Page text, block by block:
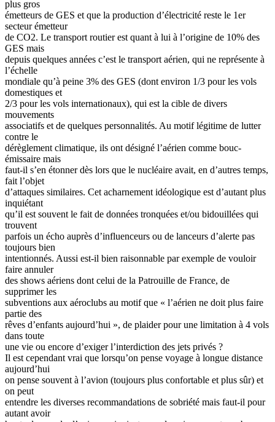
plus gros
émetteurs de GES et que la production d’électricité reste le 1er
secteur émetteur
de CO2. Le transport routier est quant à lui à l’origine de 10% des
GES mais
depuis quelques années c’est le transport aérien, qui ne représente à
l’échelle
mondiale qu’à peine 3% des GES (dont environ 1/3 pour les vols
domestiques et
2/3 pour les vols internationaux), qui est la cible de divers
mouvements
associatifs et de quelques personnalités. Au motif légitime de lutter
contre le
dérèglement climatique, ils ont désigné l’aérien comme bouc-
émissaire mais
faut-il s’en étonner dès lors que le nucléaire avait, en d’autres temps,
fait l’objet
d’attaques similaires. Cet acharnement idéologique est d’autant plus
inquiétant
qu’il est souvent le fait de données tronquées et/ou bidouillées qui
trouvent
parfois un écho auprès d’influenceurs ou de lanceurs d’alerte pas
toujours bien
intentionnés. Aussi est-il bien raisonnable par exemple de vouloir
faire annuler
des shows aériens dont celui de la Patrouille de France, de
supprimer les
subventions aux aéroclubs au motif que « l’aérien ne doit plus faire
partie des
rêves d’enfants aujourd’hui », de plaider pour une limitation à 4 vols
dans toute
une vie ou encore d’exiger l’interdiction des jets privés ?
Il est cependant vrai que lorsqu’on pense voyage à longue distance
aujourd’hui
on pense souvent à l’avion (toujours plus confortable et plus sûr) et
on peut
entendre les diverses recommandations de sobriété mais faut-il pour
autant avoir